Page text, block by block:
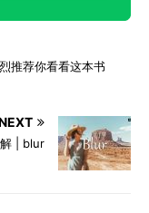
推荐你看看这本书
| blur